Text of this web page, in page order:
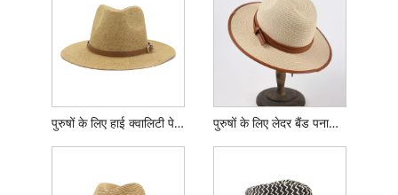
पुरुषों के लिए हाई क्वालिटी पेपर क्लॉथ पनामा हैट पुरुषों के लिए लेदर बैंड पनामा स्ट्रॉ हैट